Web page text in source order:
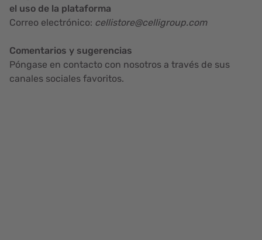
el uso de la plataforma
Correo electrónico: cellistore@celligroup.com
Comentarios y sugerencias
Póngase en contacto con nosotros a través de sus
canales sociales favoritos.